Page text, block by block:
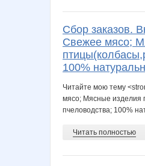
Сбор заказов.
Свежее мясо;
100%
Читайте мою тему
мясо; Мясные изделия
пчеловодства; 100%
Читать полностью